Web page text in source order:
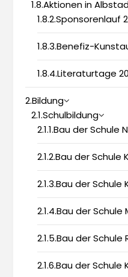
1.8.Aktionen in
1.8.2.Sponsorenlauf
1.8.3.Benefiz-
1.8.4.Literaturtage
2.Bildung
2.1.Schulbildung
2.1.1.Bau der Schule
2.1.2.Bau der Schule
2.1.3.Bau der Schule
2.1.4.Bau der
2.1.5.Bau der
2.1.6.Bau der Schule